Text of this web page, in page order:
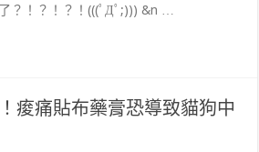
？！？！？！(((ﾟДﾟ;))) &n …
痠痛貼布藥膏恐導致貓狗中